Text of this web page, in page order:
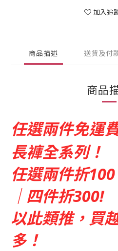
加入追
商品描述 送貨及付
商品
任選兩件免運
長褲全系列！
任選兩件折
｜四件折300!
以此類推，買
多！